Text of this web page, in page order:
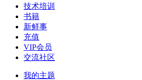
技术培训
书籍
新鲜事
充值
VIP会员
交流社区
我的主题